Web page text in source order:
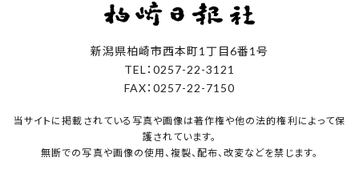
新潟県柏崎市西本町1丁目6番1号
TEL：0257-22-3121
FAX：0257-22-7150
当サイトに掲載されている写真や画像は著作権や他の法的権利によって保
護されています。
無断での写真や画像の使用、複製、配布、改変などを禁じます。